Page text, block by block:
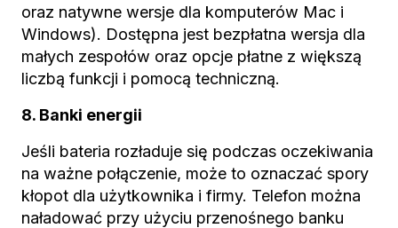
oraz natywne wersje dla komputerów Mac i
Windows). Dostępna jest bezpłatna wersja dla
małych zespołów oraz opcje płatne z większą
liczbą funkcji i pomocą techniczną.
8. Banki energii
Jeśli bateria rozładuje się podczas oczekiwania
na ważne połączenie, może to oznaczać spory
kłopot dla użytkownika i firmy. Telefon można
naładować przy użyciu przenośnego banku